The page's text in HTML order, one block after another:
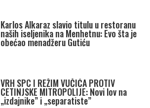
Karlos Alkaraz slavio titulu u restoranu
naših iseljenika na Menhetnu: Evo šta je
obećao menadžeru Gutiću
VRH SPC I REŽIM VUČIĆA PROTIV
CETINJSKE MITROPOLIJE: Novi lov na
„izdajnike” i „separatiste”